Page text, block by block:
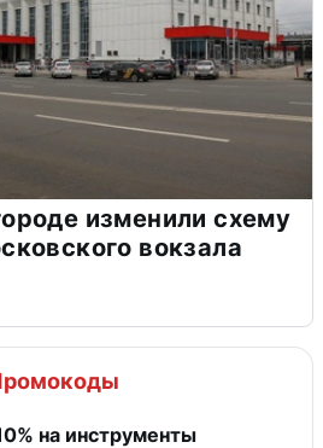
изменили схему
вокзала
на инструменты